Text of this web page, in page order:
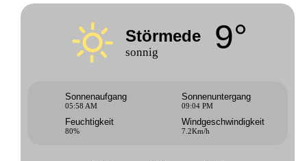
Störmede
sonnig 9°
Sonnenaufgang
05:58 AM
Sonnenuntergang
09:04 PM
Feuchtigkeit
80%
Windgeschwindigkeit
7.2Km/h